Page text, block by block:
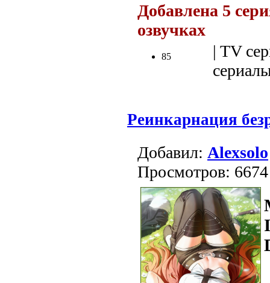
Добавлена 5
озвучках
85
| TV
Реинкарнация
Добавил: Alexsolo
Просмотров: 6674